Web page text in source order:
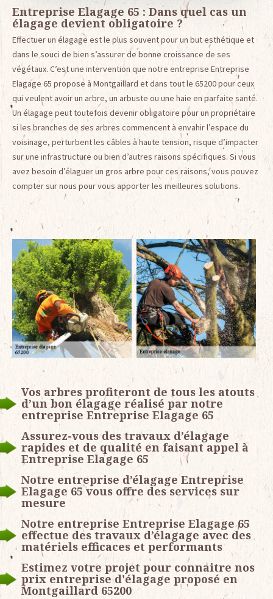
Entreprise Elagage 65 : Dans quel cas un
élagage devient obligatoire ?
Effectuer un élagage est le plus souvent pour un but esthétique et
dans le souci de bien s’assurer de bonne croissance de ses
végétaux. C’est une intervention que notre entreprise Entreprise
Elagage 65 propose à Montgaillard et dans tout le 65200 pour ceux
qui veulent avoir un arbre, un arbuste ou une haie en parfaite santé.
Un élagage peut toutefois devenir obligatoire pour un propriétaire
si les branches de ses arbres commencent à envahir l’espace du
voisinage, perturbent les câbles à haute tension, risque d’impacter
sur une infrastructure ou bien d’autres raisons spécifiques. Si vous
avez besoin d’élaguer un gros arbre pour ces raisons, vous pouvez
compter sur nous pour vous apporter les meilleures solutions.
Vos arbres profiteront de tous les atouts
d’un bon élagage réalisé par notre
entreprise Entreprise Elagage 65
Assurez-vous des travaux d’élagage
rapides et de qualité en faisant appel à
Entreprise Elagage 65
Notre entreprise d’élagage Entreprise
Elagage 65 vous offre des services sur
mesure
Notre entreprise Entreprise Elagage 65
effectue des travaux d’élagage avec des
matériels efficaces et performants
Estimez votre projet pour connaitre nos
prix entreprise d'élagage proposé en
Montgaillard 65200